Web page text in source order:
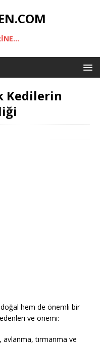
Kedilerin
hem de önemli bir
ve önemi:
avlanma, tırmanma ve